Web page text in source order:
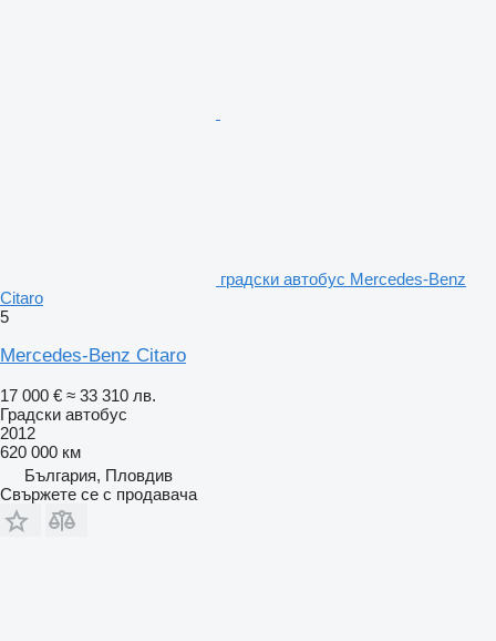
градски автобус Mercedes-Benz
Citaro
5
Mercedes-Benz Citaro
17 000 € ≈ 33 310 лв.
Градски автобус
2012
620 000 км
България, Пловдив
Свържете се с продавача